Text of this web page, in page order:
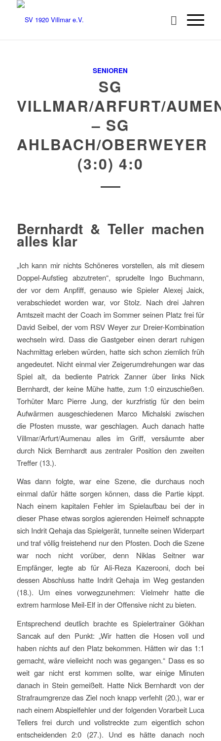
SENIOREN
SG
VILLMAR/ARFURT/
– SG
AHLBACH/OBERWEYER
(3:0) 4:0
Bernhardt & Teller machen
alles klar
„Ich kann mir nichts Schöneres vorstellen, als mit diesem
Doppel-Aufstieg abzutreten“, sprudelte Ingo Buchmann,
der vor dem Anpfiff, genauso wie Spieler Alexej Jaick,
verabschiedet worden war, vor Stolz. Nach drei Jahren
Amtszeit macht der Coach im Sommer seinen Platz frei für
David Seibel, der vom RSV Weyer zur Dreier-Kombination
wechseln wird. Dass die Gastgeber einen derart ruhigen
Nachmittag erleben würden, hatte sich schon ziemlich früh
angedeutet. Nicht einmal vier Zeigerumdrehungen war das
Spiel alt, da bediente Patrick Zanner über links Nick
Bernhardt, der keine Mühe hatte, zum 1:0 einzuschießen.
Torhüter Marc Pierre Jung, der kurzfristig für den beim
Aufwärmen ausgeschiedenen Marco Michalski zwischen
die Pfosten musste, war geschlagen. Auch danach hatte
Villmar/Arfurt/Aumenau alles im Griff, versäumte aber
durch Nick Bernhardt aus zentraler Position den zweiten
Treffer (13.).
Was dann folgte, war eine Szene, die durchaus noch
einmal dafür hätte sorgen können, dass die Partie kippt.
Nach einem kapitalen Fehler im Spielaufbau bei der in
dieser Phase etwas sorglos agierenden Heimelf schnappte
sich Indrit Qehaja das Spielgerät, tunnelte seinen Widerpart
und traf völlig freistehend nur den Pfosten. Doch die Szene
war noch nicht vorüber, denn Niklas Seitner war
Empfänger, legte ab für Ali-Reza Kazerooni, doch bei
dessen Abschluss hatte Indrit Qehaja im Weg gestanden
(18.). Um eines vorwegzunehmen: Vielmehr hatte die
extrem harmlose Meil-Elf in der Offensive nicht zu bieten.
Entsprechend deutlich brachte es Spielertrainer Gökhan
Sancak auf den Punkt: „Wir hatten die Hosen voll und
haben nichts auf den Platz bekommen. Hätten wir das 1:1
gemacht, wäre vielleicht noch was gegangen.“ Dass es so
weit gar nicht erst kommen sollte, war einige Minuten
danach in Stein gemeißelt. Hatte Nick Bernhardt von der
Strafraumgrenze das Ziel noch knapp verfehlt (20.), war er
nach einem Abspielfehler und der folgenden Vorarbeit Luca
Tellers frei durch und vollstreckte zum eigentlich schon
entscheidenden 2:0 (27.). Und es hätte danach noch